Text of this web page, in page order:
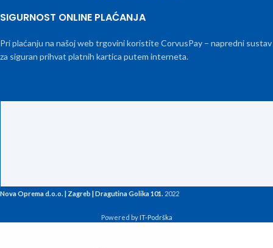
SIGURNOST ONLINE PLAĆANJA
Pri plaćanju na našoj web trgovini koristite CorvusPay – napredni sustav
za siguran prihvat platnih kartica putem interneta.
Nova Oprema d.o.o. | Zagreb | Dragutina Golika 101. 2022
Powered byIT-Podrška